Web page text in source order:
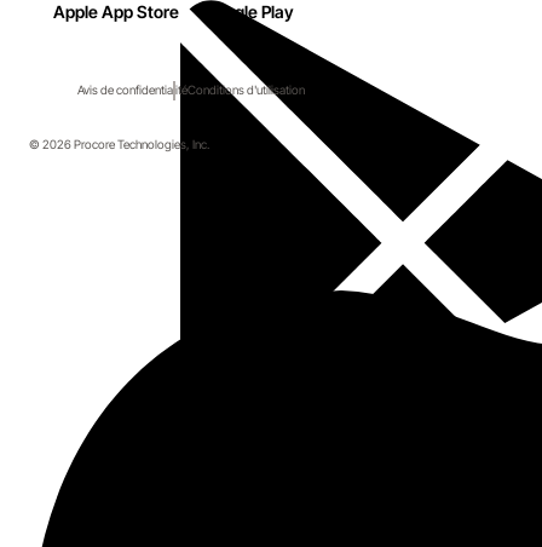
Apple App Store Google Play
Avis de confidentialitéConditions d'utilisation
© 2026 Procore Technologies, Inc.